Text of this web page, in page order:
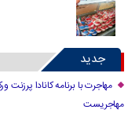
جدید
مهاجرت با برنامه کانادا
مهاجریست